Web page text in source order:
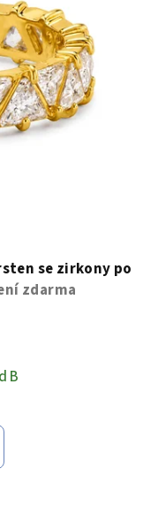
se zirkony po
zdarma
B